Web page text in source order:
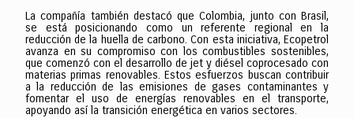
La compañía también destacó que Colombia, junto con Brasil,
se está posicionando como un referente regional en la
reducción de la huella de carbono. Con esta iniciativa, Ecopetrol
avanza en su compromiso con los combustibles sostenibles,
que comenzó con el desarrollo de jet y diésel coprocesado con
materias primas renovables. Estos esfuerzos buscan contribuir
a la reducción de las emisiones de gases contaminantes y
fomentar el uso de energías renovables en el transporte,
apoyando así la transición energética en varios sectores.